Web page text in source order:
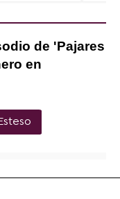
de 'Pajares
en